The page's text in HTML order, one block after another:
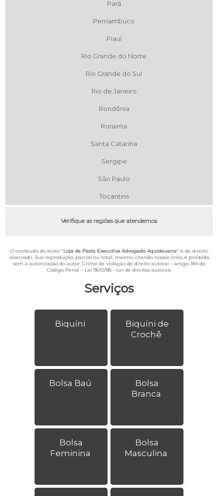
Serviços
Biquíni
Biquíni de
Crochê
Bolsa Baú
Bolsa
Branca
Bolsa
Feminina
Bolsa
Masculina
Pará
Pernambuco
Piauí
Rio Grande do Norte
Rio Grande do Sul
Rio de Janeiro
Rondônia
Roraima
Santa Catarina
Sergipe
São Paulo
Tocantins
Verifique as regiões que atendemos
O conteúdo do texto "Loja de Pasta Executiva Advogado Aquidauana" é de direito
reservado. Sua reprodução, parcial ou total, mesmo citando nossos links, é proibida
sem a autorização do autor. Crime de violação de direito autoral – artigo 184 do
Código Penal – Lei 9610/98 - Lei de direitos autorais.